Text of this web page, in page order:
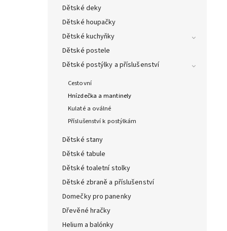
Dětské deky
Dětské houpačky
Dětské kuchyňky
Dětské postele
Dětské postýlky a příslušenství
Cestovní
Hnízdečka a mantinely
Kulaté a oválné
Příslušenství k postýlkám
Dětské stany
Dětské tabule
Dětské toaletní stolky
Dětské zbraně a příslušenství
Domečky pro panenky
Dřevěné hračky
Helium a balónky